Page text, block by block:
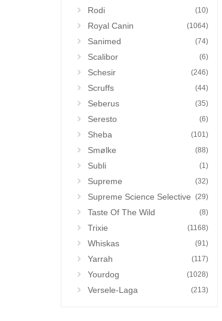
Rodi (10)
Royal Canin (1064)
Sanimed (74)
Scalibor (6)
Schesir (246)
Scruffs (44)
Seberus (35)
Seresto (6)
Sheba (101)
Smølke (88)
Subli (1)
Supreme (32)
Supreme Science Selective (29)
Taste Of The Wild (8)
Trixie (1168)
Whiskas (91)
Yarrah (117)
Yourdog (1028)
Versele-Laga (213)